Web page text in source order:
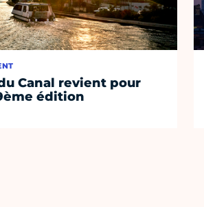
du Canal revient pour
édition